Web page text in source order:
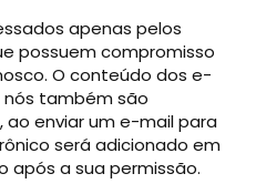
apenas pelos
possuem compromisso
O conteúdo dos e-
nós também são
ao enviar um e-mail para
será adicionado em
após a sua permissão.